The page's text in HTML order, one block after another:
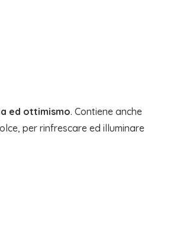
ed ottimismo. Contiene anche
per rinfrescare ed illuminare